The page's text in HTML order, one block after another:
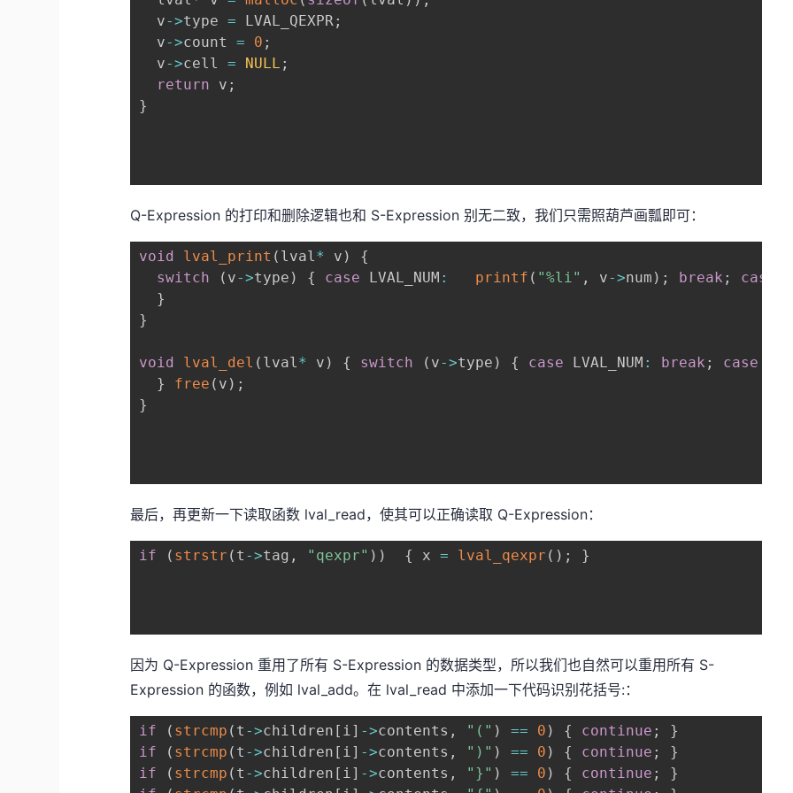
  v
->type = LVAL_QEXPR;
  v
->count = 0 ;
  v
->cell = NULL ;
return v ;
}
Q-Expression 的打印和删除逻辑也和 S-Expression 别无二致，我们只需照葫芦画瓢即可：
void lval_print ( lval* v )
{
switch
( v->type ) { case LVAL_NUM : printf ( "%li" , v->num ) ; break ; case
}
}
void lval_del ( lval* v ) { switch ( v->type ) { case LVAL_NUM : break ; case
}
free ( v ) ;
}
最后，再更新一下读取函数 lval_read，使其可以正确读取 Q-Expression：
if ( strstr ( t ->tag , "qexpr" ) ) { x = lval_qexpr ( ) ; }
因为 Q-Expression 重用了所有 S-Expression 的数据类型，所以我们也自然可以重用所有 S-
Expression 的函数，例如 lval_add。在 lval_read 中添加一下代码识别花括号:：
if ( strcmp ( t ->children [ i] ->contents , "(" ) == 0 ) { continue ;
}
if
( strcmp ( t ->children [ i] ->contents , ")" ) == 0 ) { continue ;
}
if
( strcmp ( t ->children [ i] ->contents , "}" ) == 0 ) { continue ;
}